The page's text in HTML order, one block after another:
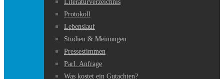
Literaturverzeichnis
Protokoll
Lebenslauf
Studien & Meinungen
Pressestimmen
Parl. Anfrage
Was kostet ein Gutachten?